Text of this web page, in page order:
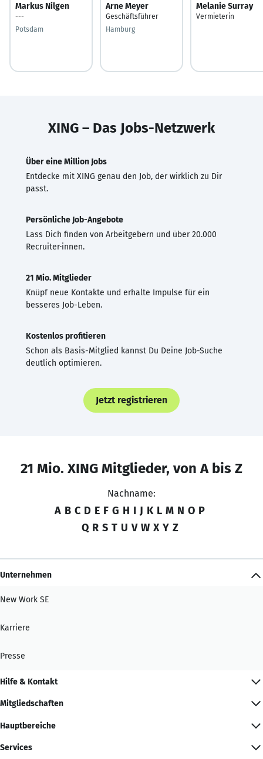
Markus Nilgen
---
Potsdam
Arne Meyer
Geschäftsführer
Hamburg
Melanie Surray
Vermieterin
XING – Das Jobs-Netzwerk
Über eine Million Jobs
Entdecke mit XING genau den Job, der wirklich zu Dir
passt.
Persönliche Job-Angebote
Lass Dich finden von Arbeitgebern und über 20.000
Recruiter·innen.
21 Mio. Mitglieder
Knüpf neue Kontakte und erhalte Impulse für ein
besseres Job-Leben.
Kostenlos profitieren
Schon als Basis-Mitglied kannst Du Deine Job-Suche
deutlich optimieren.
Jetzt registrieren
21 Mio. XING Mitglieder, von A bis Z
Nachname:
A B C D E F G H I J K L M N O P
Q R S T U V W X Y Z
Unternehmen
New Work SE
Karriere
Presse
Hilfe & Kontakt
Mitgliedschaften
Hauptbereiche
Services